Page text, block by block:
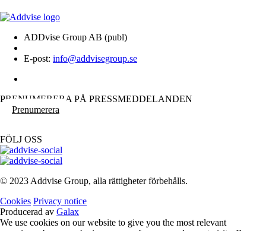
ADDvise Group AB (publ)
E-post: info@addvisegroup.se
PRENUMERERA PÅ PRESSMEDDELANDEN
Prenumerera
FÖLJ OSS
© 2023 Addvise Group, alla rättigheter förbehålls.
Cookies Privacy notice
Producerad av Galax
We use cookies on our website to give you the most relevant